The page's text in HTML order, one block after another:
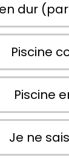
dur
Piscine
Piscine
Je ne